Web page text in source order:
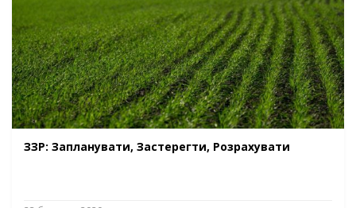
ЗЗР: Запланувати, Застерегти, Розрахувати